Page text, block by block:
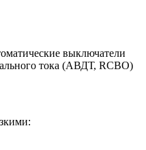
выключатели
тока (АВДТ, RCBO)